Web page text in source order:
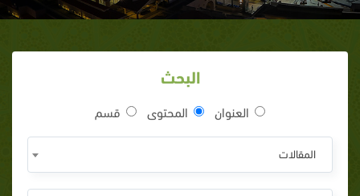
البحث
العنوان المحتوى قسم
المقالات